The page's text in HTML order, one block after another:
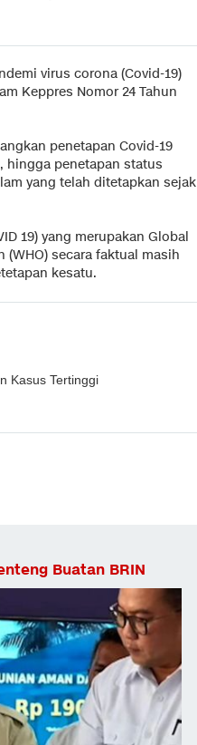
virus corona (Covid-19)
Keppres Nomor 24 Tahun
penetapan Covid-19
hingga penetapan status
yang telah ditetapkan sejak
19) yang merupakan Global
(WHO) secara faktual masih
kesatu.
Kasus Tertinggi
Buatan BRIN